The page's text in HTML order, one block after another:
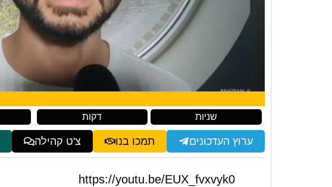
דקות שניות
ערוץ העדכונים תמכו בנו צ'ט קהילה
https://youtu.be/EUX_fvxvyk0